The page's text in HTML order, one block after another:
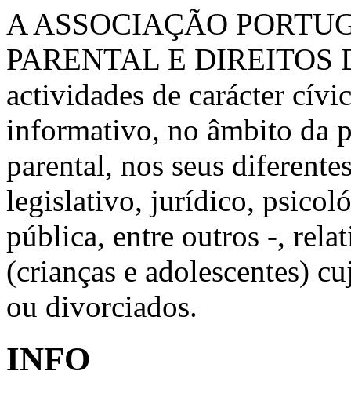
A ASSOCIAÇÃO
PARENTAL E DIREITOS
actividades de carácter
informativo, no âmbito da
parental, nos seus
legislativo, jurídico,
pública, entre outros -,
(crianças e adolescentes)
ou divorciados.
INFO